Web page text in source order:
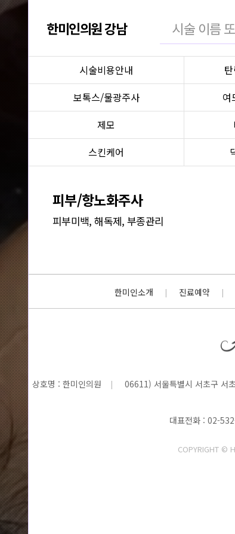
한미인의원 강남
시술비용안내
보톡스/물광주사
여
제모
스킨케어
피부/항노화주사
피부미백, 해독제, 부종관리
한미인소개 | 진료예약 |
상호명 : 한미인의원 | 06611) 서울특별시 서초구 서
대표전화 : 02-
COPYRIGHT ©